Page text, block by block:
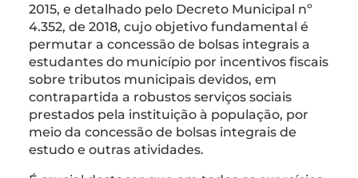
2015, e detalhado pelo Decreto Municipal nº
4.352, de 2018, cujo objetivo fundamental é
permutar a concessão de bolsas integrais a
estudantes do município por incentivos fiscais
sobre tributos municipais devidos, em
contrapartida a robustos serviços sociais
prestados pela instituição à população, por
meio da concessão de bolsas integrais de
estudo e outras atividades.